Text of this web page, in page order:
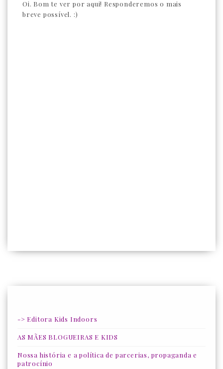
Oi. Bom te ver por aqui! Responderemos o mais
breve possível. :)
-> Editora Kids Indoors
AS MÃES BLOGUEIRAS E KIDS
Nossa história e a política de parcerias, propaganda e
patrocínio